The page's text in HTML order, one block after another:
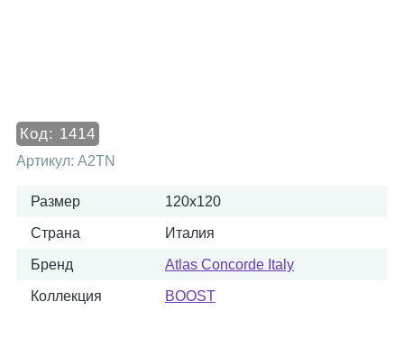
Код: 1414
Артикул: A2TN
Размер 120x120
Страна Италия
Бренд Atlas Concorde Italy
Коллекция BOOST